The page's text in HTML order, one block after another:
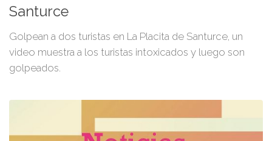
Santurce
Golpean a dos turistas en La Placita de Santurce, un
video muestra a los turistas intoxicados y luego son
golpeados.